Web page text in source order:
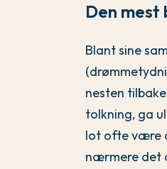
Den
Blant sine
nesten
tolkning, ga
lot ofte være
nærmere det